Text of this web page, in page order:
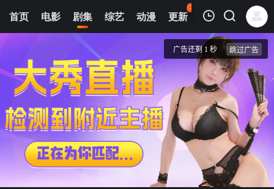
首页 电影 剧集 综艺 动漫 更新
39
热榜 APP
我的观影记录
治安官之乡
清空